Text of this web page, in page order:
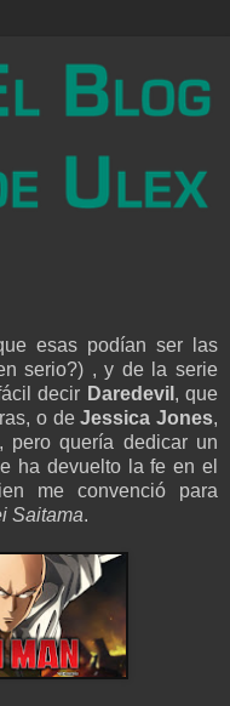
esas podían ser las
serio?) , y de la serie
decir Daredevil , que
o deJessica Jones,
pero quería dedicar un
ha devuelto la fe en el
me convenció para
Saitama.